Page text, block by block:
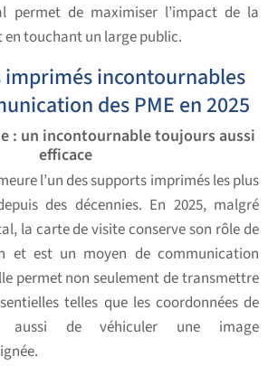
de maximiser l’impact de la
touchant un large public.
imprimés incontournables
des PME en 2025
: un incontournable toujours aussi
efficace
l’un des supports imprimés les plus
des décennies. En 2025, malgré
la carte de visite conserve son rôle de
et est un moyen de communication
permet non seulement de transmettre
telles que les coordonnées de
aussi de véhiculer une image